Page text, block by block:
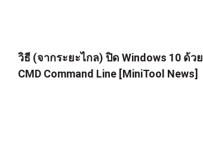
วิธี (จากระยะไกล) ปิด Windows 10 ด้วย
CMD Command Line [MiniTool News]